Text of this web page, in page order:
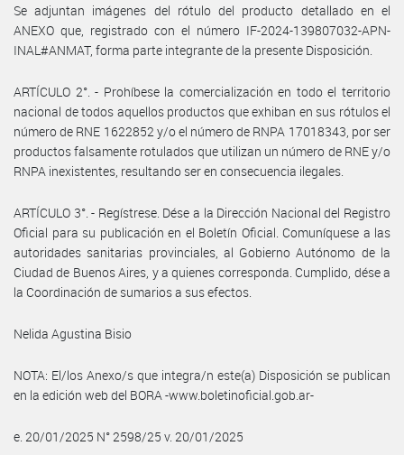
Se adjuntan imágenes del rótulo del producto detallado en el
ANEXO que, registrado con el número IF-2024-139807032-APN-
INAL#ANMAT, forma parte integrante de la presente Disposición.
ARTÍCULO 2°. - Prohíbese la comercialización en todo el territorio
nacional de todos aquellos productos que exhiban en sus rótulos el
número de RNE 1622852 y/o el número de RNPA 17018343, por ser
productos falsamente rotulados que utilizan un número de RNE y/o
RNPA inexistentes, resultando ser en consecuencia ilegales.
ARTÍCULO 3°. - Regístrese. Dése a la Dirección Nacional del Registro
Oficial para su publicación en el Boletín Oficial. Comuníquese a las
autoridades sanitarias provinciales, al Gobierno Autónomo de la
Ciudad de Buenos Aires, y a quienes corresponda. Cumplido, dése a
la Coordinación de sumarios a sus efectos.
Nelida Agustina Bisio
NOTA: El/los Anexo/s que integra/n este(a) Disposición se publican
en la edición web del BORA -www.boletinoficial.gob.ar-
e. 20/01/2025 N° 2598/25 v. 20/01/2025